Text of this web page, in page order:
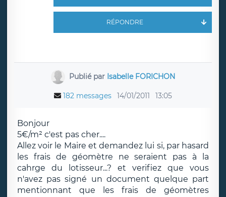
RÉPONDRE
Publié par Isabelle FORICHON
182 messages 14/01/2011 13:05
Bonjour
5€/m² c'est pas cher....
Allez voir le Maire et demandez lui si, par hasard
les frais de géomètre ne seraient pas à la
cahrge du lotisseur...? et verifiez que vous
n'avez pas signé un document quelque part
mentionnant que les frais de géomètres